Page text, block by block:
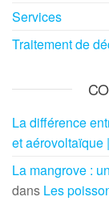
Services
Traitement de
La différence
et aérovoltaïque |
La mangrove :
dans Les